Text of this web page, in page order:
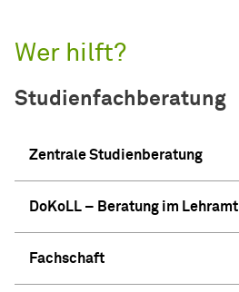
Wer hilft?
Studienfachberatung
Zentrale Studienberatung
DoKoLL – Beratung im Lehramt
Fachschaft